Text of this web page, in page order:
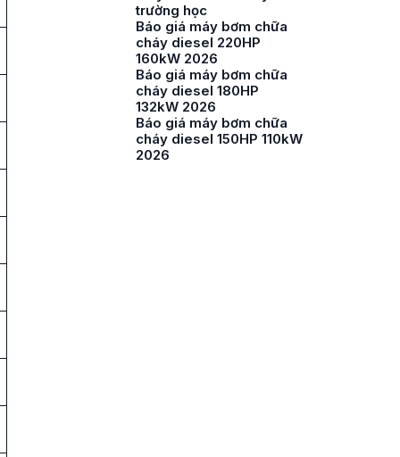
trường học
Báo giá máy bơm chữa
cháy diesel 220HP
160kW 2026
Báo giá máy bơm chữa
cháy diesel 180HP
132kW 2026
Báo giá máy bơm chữa
cháy diesel 150HP 110kW
2026